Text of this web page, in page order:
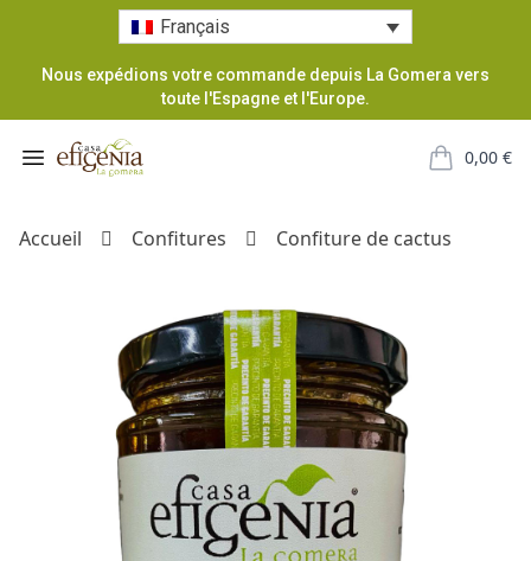
Français
Nous expédions votre commande depuis La Gomera vers
toute l'Espagne et l'Europe.
Open menu
Casa Efigenia 0,00 €
items in
Accueil Confitures Confiture de cactus